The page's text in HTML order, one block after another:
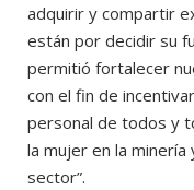
adquirir y compartir
están por decidir su
permitió fortalecer
con el fin de
personal de todos y
la mujer en la
sector”.